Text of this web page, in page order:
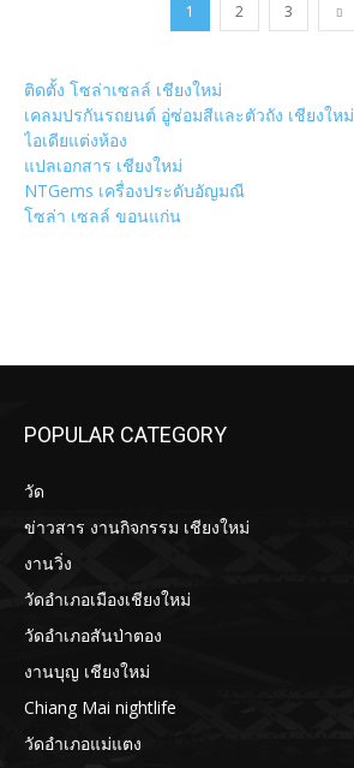
1 2 3
ติดตั้ง โซล่าเซลล์ เชียงใหม่
เคลมปรกันรถยนต์ อู่ซ่อมสีและตัวถัง เชียงใหม่
ไอเดียแต่งห้อง
แปลเอกสาร เชียงใหม่
NTGems เครื่องประดับอัญมณี
โซล่า เซลล์ ขอนแก่น
POPULAR CATEGORY
วัด
ข่าวสาร งานกิจกรรม เชียงใหม่
งานวิ่ง
วัดอำเภอเมืองเชียงใหม่
วัดอำเภอสันป่าตอง
งานบุญ เชียงใหม่
Chiang Mai nightlife
วัดอำเภอแม่แตง